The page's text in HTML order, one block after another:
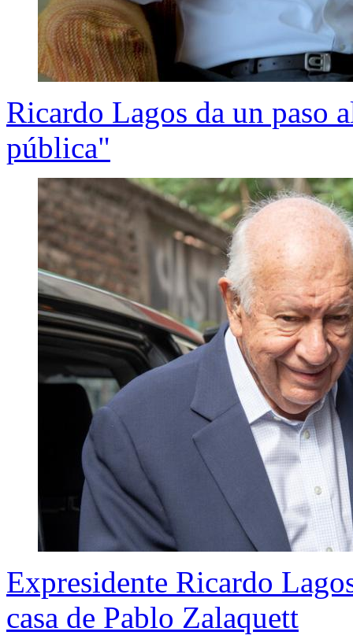
Ricardo Lagos da un paso
pública"
Expresidente Ricardo
casa de Pablo Zalaquett